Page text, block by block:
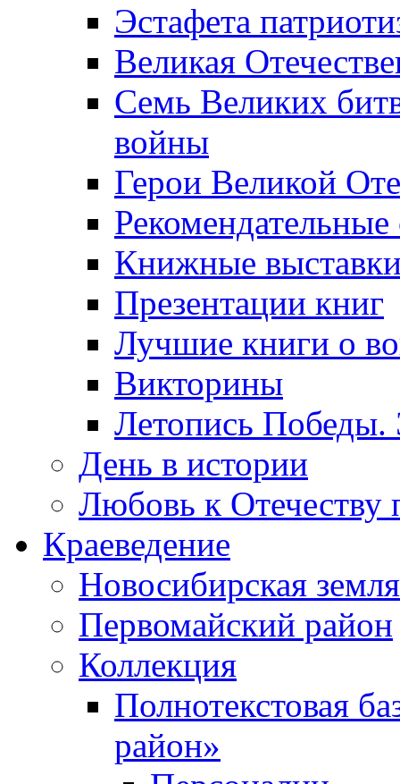
Эcтафета
Великая
Семь Великих
войны
Герои Великой
Рекомендательные
Книжные
Презентации книг
Лучшие книги о
Викторины
Летопись Победы.
День в истории
Любовь к Отечеству
Краеведение
Новосибирская земля
Первомайский район
Коллекция
Полнотекстовая
район»